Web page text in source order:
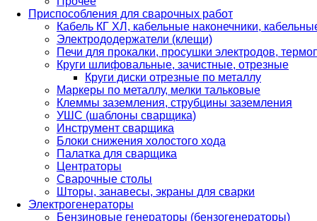
Приспособления для сварочных работ
Кабель КГ ХЛ, кабельные наконечники,
Электрододержатели (клещи)
Печи для прокалки, просушки электродов,
Круги шлифовальные, зачистные, отрезные
Круги диски отрезные по металлу
Маркеры по металлу, мелки тальковые
Клеммы заземления, струбцины заземления
УШС (шаблоны сварщика)
Инструмент сварщика
Блоки снижения холостого хода
Палатка для сварщика
Центраторы
Сварочные столы
Шторы, занавесы, экраны для сварки
Электрогенераторы
Бензиновые генераторы (бензогенераторы)